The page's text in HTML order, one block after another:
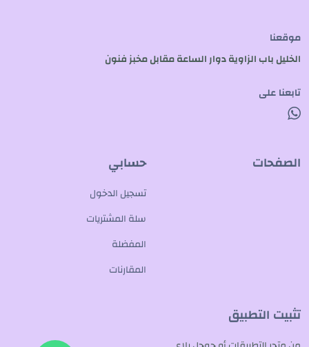
موقعنا
الخليل باب الزاوية دوار الساعة مقابل مخبز فنون
تابعنا على
الصفحات حسابي
تسجيل الدخول
سلة المشتريات
المفضلة
المقارنات
تثبيت التطبيق